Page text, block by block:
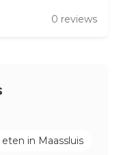
0 reviews
eten in Maassluis